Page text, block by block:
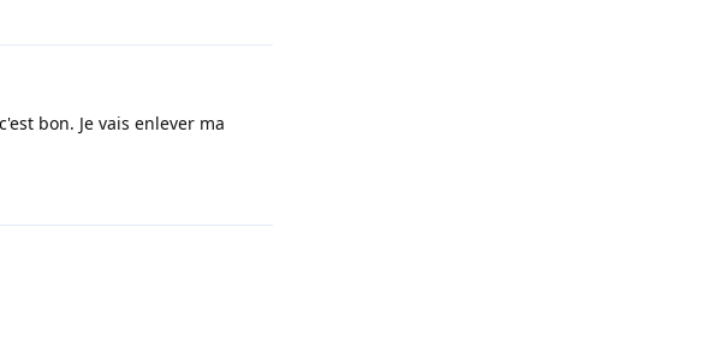
bon. Je vais enlever ma